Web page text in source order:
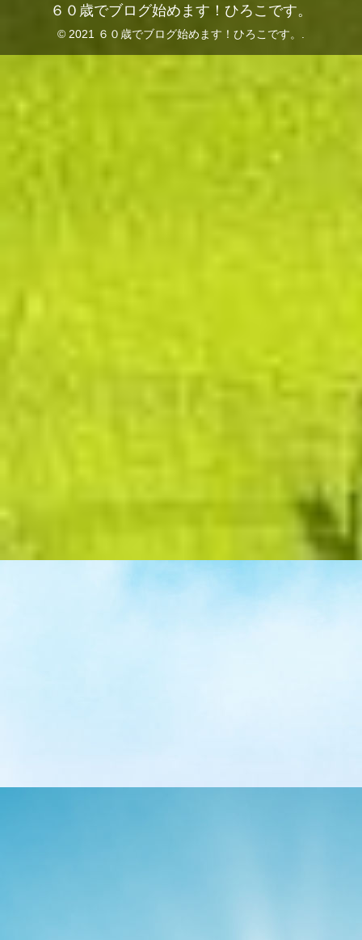
６０歳でブログ始めます！ひろこです。
© 2021 ６０歳でブログ始めます！ひろこです。.